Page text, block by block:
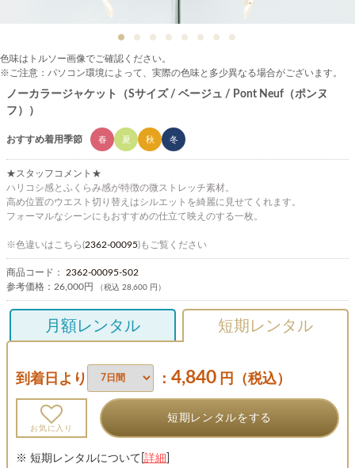
色味はトルソー画像でご確認ください。
※ご注意：パソコン環境によって、実際の色味と多少異なる場合がございます。
ノーカラージャケット（Sサイズ / ベージュ / Pont Neuf（ポンヌ
フ））
おすすめ着用季節 春 夏 秋 冬
★スタッフコメント★
ハリコシ感とふくらみ感が特徴の微ストレッチ素材。
高め位置のウエスト切り替えはシルエットを綺麗に見せてくれます。
フォーマルなシーンにもおすすめの仕立て映えのする一枚。
※色違いはこちら(2362-00095)もご覧ください
商品コード： 2362-00095-S02
参考価格： 26,000円 （税込 28,600 円）
月額レンタル 短期レンタル
到着日より ： 4,840 円（税込）
お気に入り
短期レンタルをする
※ 短期レンタルについて[ 詳細